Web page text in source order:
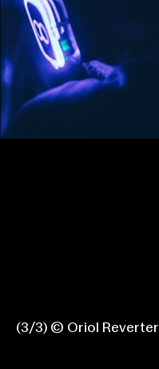
1 3 © Oriol Reverter
2 3 © Oriol Reverter
(3/3) © Oriol Reverter